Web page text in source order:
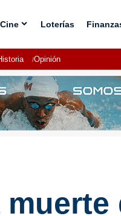
Cine Loterías
Opinión